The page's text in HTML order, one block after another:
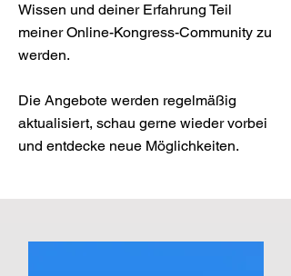
Wissen und deiner Erfahrung Teil
meiner Online-Kongress-Community zu
werden.
Die Angebote werden regelmäßig
aktualisiert, schau gerne wieder vorbei
und entdecke neue Möglichkeiten.